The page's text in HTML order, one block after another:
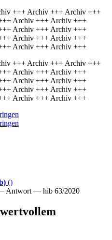
+++ Archiv +++ Archiv +++
Archiv +++ Archiv +++
Archiv +++ Archiv +++
Archiv +++ Archiv +++
Archiv +++ Archiv +++
+++ Archiv +++ Archiv +++
Archiv +++ Archiv +++
Archiv +++ Archiv +++
Archiv +++ Archiv +++
Archiv +++ Archiv +++
()
Antwort — hib 63/2020